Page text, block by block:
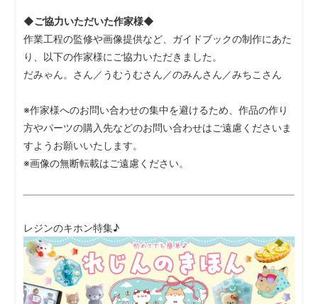
◆ご協力いただいた作家様◆
作業工程の監修や画像提供など、ガイドブックの制作にあた
り、以下の作家様にご協力いただきました。
だみゃん。さん／うむうむさん／のみんさん／みちこさん
※作家様へのお問い合わせの集中を避けるため、作品の作り
方やパーツの購入先などのお問い合わせはご遠慮くださいま
すようお願いいたします。
※画像の無断転載はご遠慮ください。
レジンのキホン特集♪